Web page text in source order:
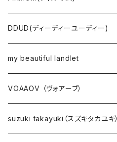
DDUD(ディーディーユーディー)
my beautiful landlet
VOAAOV （ヴォアーブ）
suzuki takayuki（スズキタカユキ）